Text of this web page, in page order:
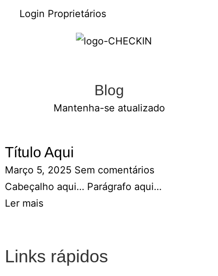
Login Proprietários
Blog
Mantenha-se atualizado
Título Aqui
Março 5, 2025 Sem comentários
Cabeçalho aqui… Parágrafo aqui…
Ler mais
Links rápidos